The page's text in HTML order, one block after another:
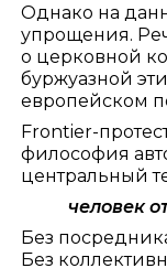
Однако на
упрощения.
о церковной
буржуазной
европейском
Frontier-
философия
центральный
человек
Без
Без